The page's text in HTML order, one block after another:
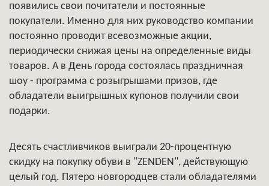
появились свои почитатели и постоянные
покупатели. Именно для них руководство компании
постоянно проводит всевозможные акции,
периодически снижая цены на определенные виды
товаров. А в День города состоялась праздничная
шоу - программа с розыгрышами призов, где
обладатели выигрышных купонов получили свои
подарки.
Десять счастливчиков выиграли 20-процентную
скидку на покупку обуви в "ZENDEN", действующую
целый год. Пятеро новгородцев стали обладателями